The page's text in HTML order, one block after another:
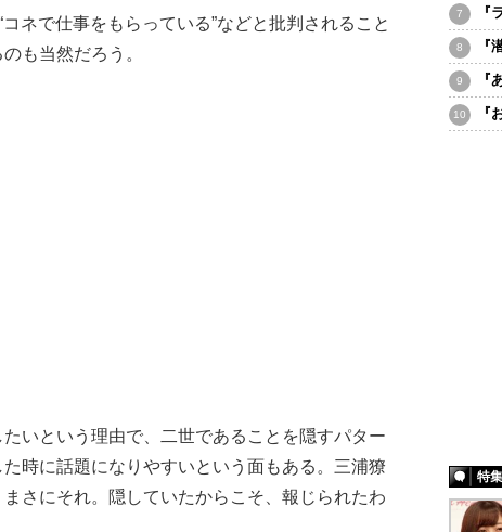
ネで仕事をもらっている”などと批判されること
も当然だろう。
たいという理由で、二世であることを隠すパター
時に話題になりやすいという面もある。三浦獠
さにそれ。隠していたからこそ、報じられたわ
『
『
『
『
特集